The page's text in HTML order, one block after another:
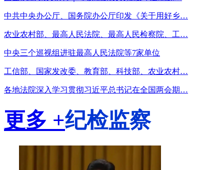
中共中央办公厅、国务院办公厅印发《关于用好乡…
农业农村部、最高人民法院、最高人民检察院、工…
中央三个巡视组进驻最高人民法院等7家单位
工信部、国家发改委、教育部、科技部、农业农村…
各地法院深入学习贯彻习近平总书记在全国两会期…
更多 +纪检监察